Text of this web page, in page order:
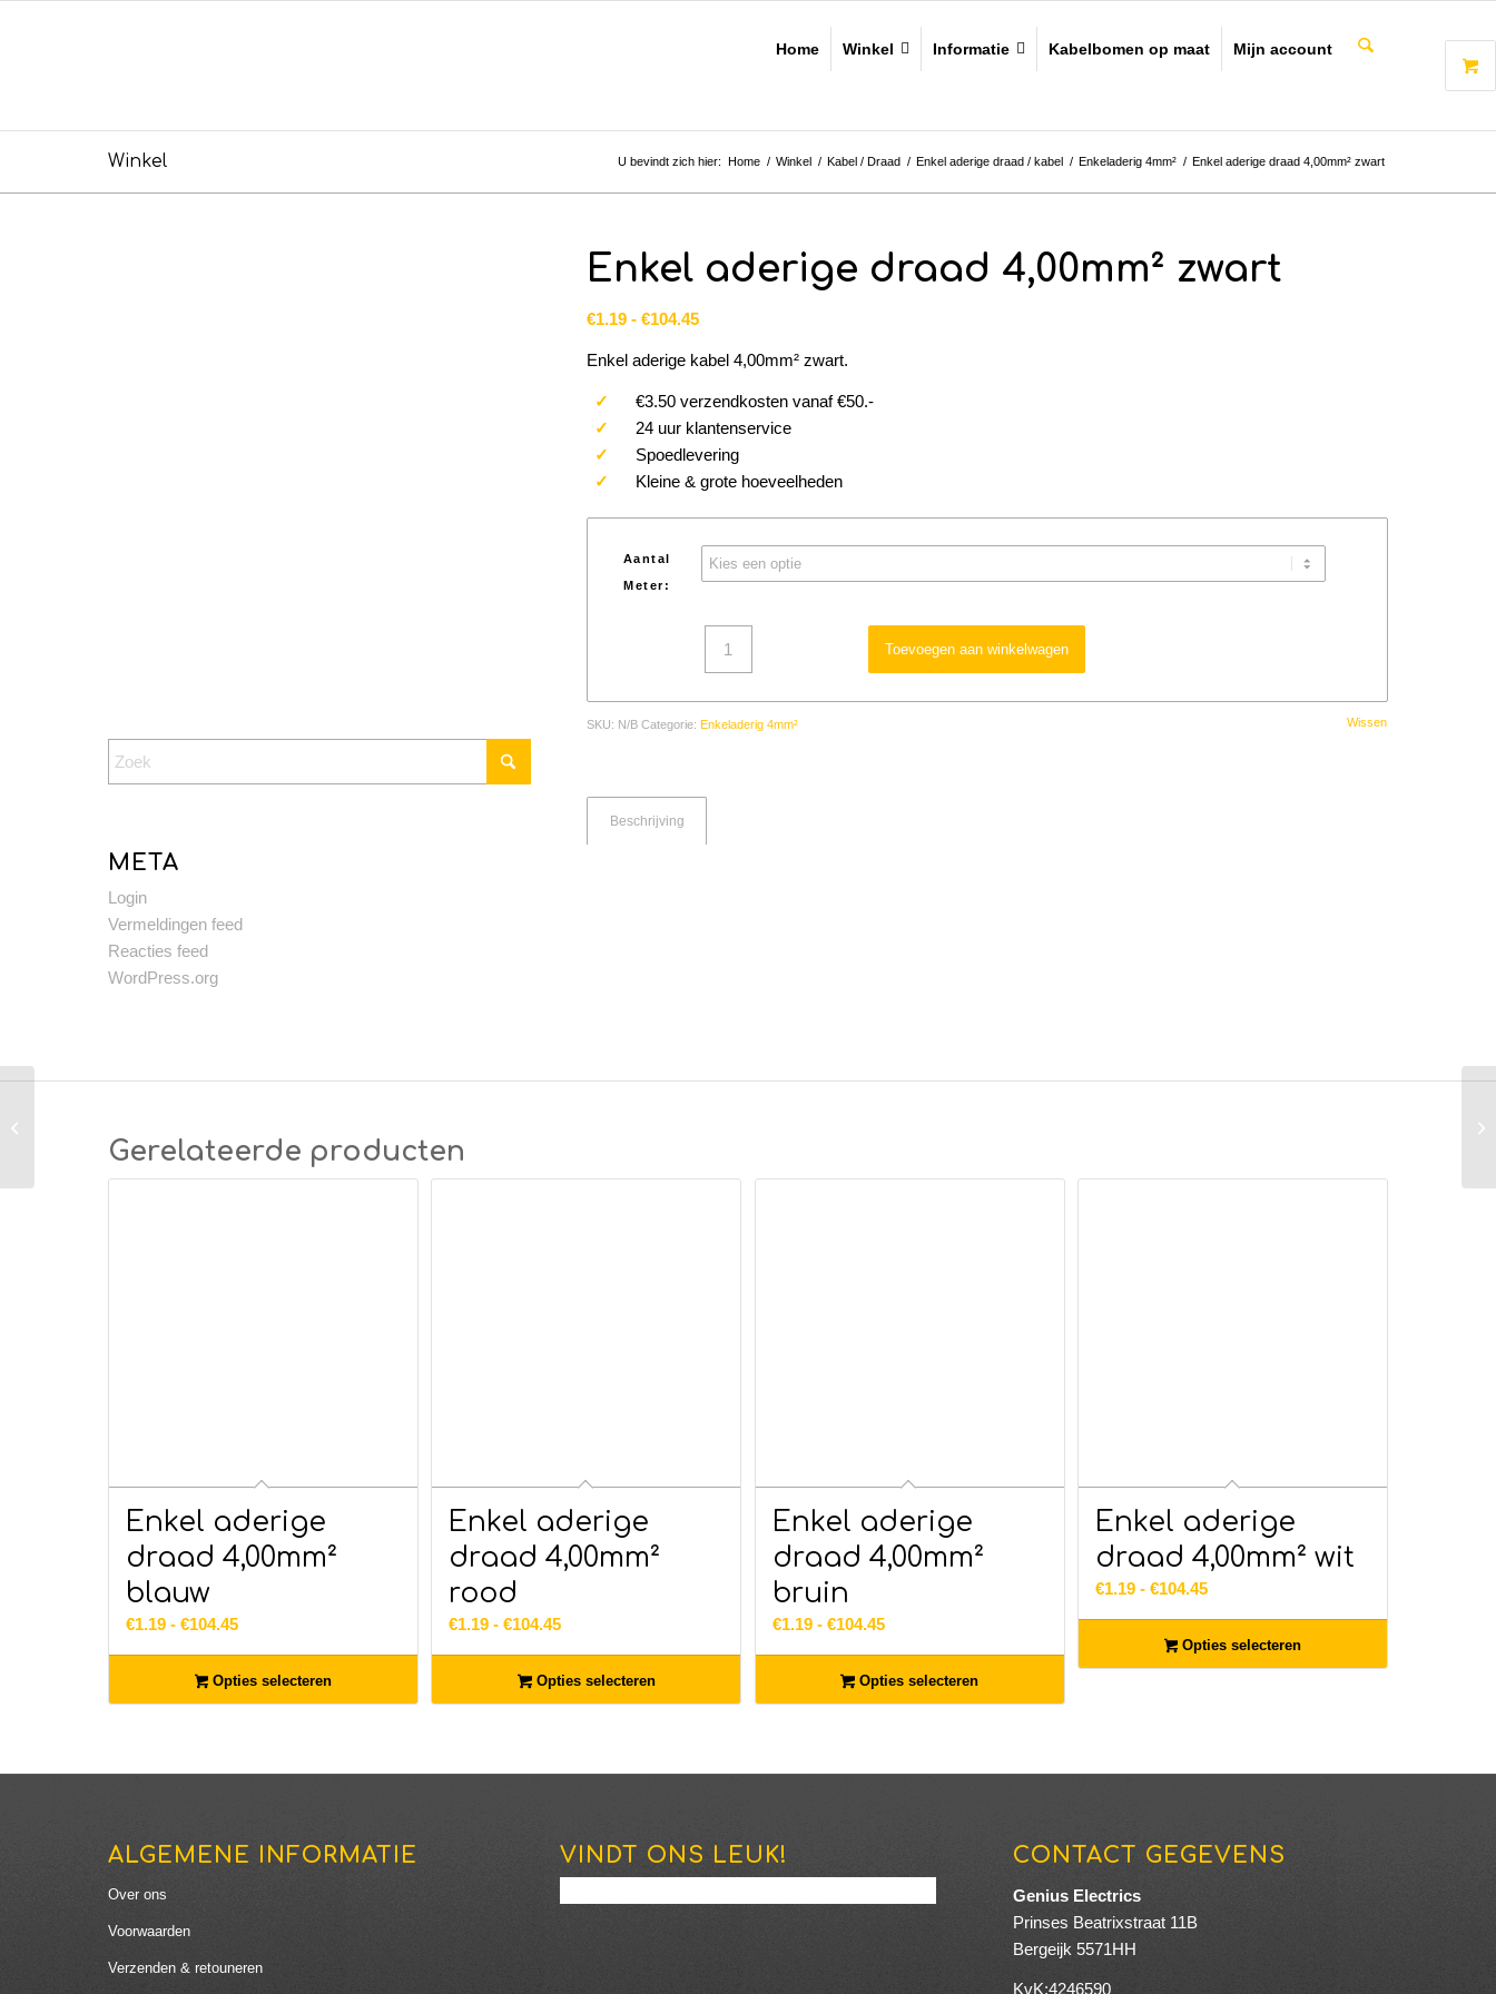
Home Winkel Informatie Kabelbomen op maat Mijn account
Winkel U bevindt zich hier: Home / Winkel / Kabel / Draad / Enkel aderige draad / kabel / Enkeladerig 4mm² / Enkel aderige draad 4,00mm² zwart
META
Login
Vermeldingen feed
Reacties feed
WordPress.org
Enkel aderige draad 4,00mm² zwart
€1.19 - €104.45Prijsklasse:
tot
€104.45
Enkel aderige kabel 4,00mm² zwart.
✓ €3.50 verzendkosten vanaf €50.-
✓ 24 uur klantenservice
✓ Spoedlevering
✓ Kleine & grote hoeveelheden
Aantal
Meter:
Wissen
Toevoegen aan winkelwagen
SKU: N/B Categorie: Enkeladerig 4mm²
Beschrijving
Gerelateerde producten
Enkel aderige
draad 4,00mm²
blauw
€1.19 - €104.45Prijsklasse:
tot
€104.45
Opties selecteren
Enkel aderige
draad 4,00mm²
rood
€1.19 - €104.45Prijsklasse:
tot
€104.45
Opties selecteren
Enkel aderige
draad 4,00mm²
bruin
€1.19 - €104.45Prijsklasse:
tot
€104.45
Opties selecteren
Enkel aderige
draad 4,00mm² wit
€1.19 - €104.45Prijsklasse:
tot
€104.45
Opties selecteren
ALGEMENE INFORMATIE
Over ons
Voorwaarden
Verzenden & retouneren
VINDT ONS LEUK! CONTACT GEGEVENS
Genius Electrics
Prinses Beatrixstraat 11B
Bergeijk 5571HH
KvK:4246590
3,00mm² rood